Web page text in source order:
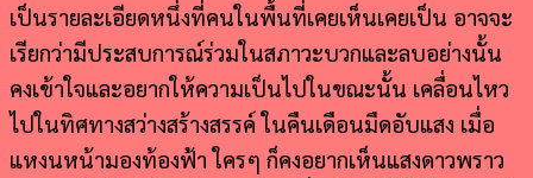
เป็นรายละเอียดหนึ่งที่คนในพื้นที่เคยเห็นเคยเป็น อาจจะ
เรียกว่ามีประสบการณ์ร่วมในสภาวะบวกและลบอย่างนั้น
คงเข้าใจและอยากให้ความเป็นไปในขณะนั้น เคลื่อนไหว
ไปในทิศทางสว่างสร้างสรรค์ ในคืนเดือนมืดอับแสง เมื่อ
แหงนหน้ามองท้องฟ้า ใครๆ ก็คงอยากเห็นแสงดาวพราว